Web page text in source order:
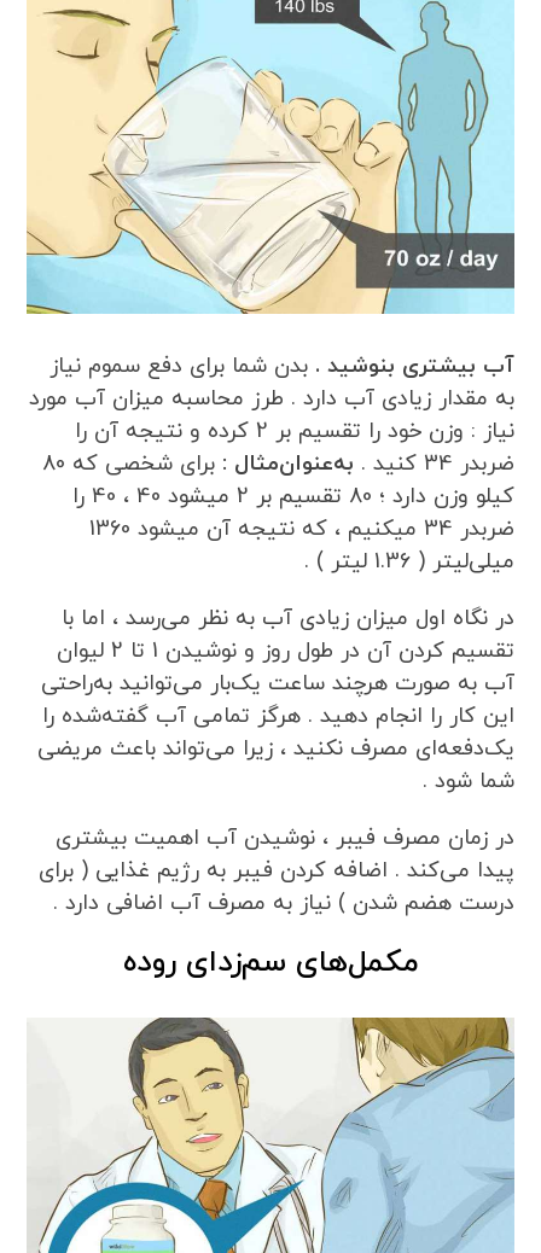
آب بیشتری بنوشید . بدن شما برای دفع سموم نیاز
به مقدار زیادی آب دارد . طرز محاسبه میزان آب مورد
نیاز : وزن خود را تقسیم بر 2 کرده و نتیجه آن را
ضربدر 34 کنید .
به‌عنوان‌مثال :
برای شخصی که 80
کیلو وزن دارد ؛ 80 تقسیم‌ بر 2 میشود 40 ، 40 را
ضربدر 34 میکنیم ، که نتیجه آن میشود 1360
میلی‌لیتر ( 1.36 لیتر ) .
در نگاه اول میزان زیادی آب به نظر می‌رسد ، اما با
تقسیم کردن آن در طول روز و نوشیدن 1 تا 2 لیوان
آب به صورت هرچند ساعت یک‌بار می‌توانید به‌راحتی
این کار را انجام دهید . هرگز تمامی آب گفته‌شده را
یک‌دفعه‌ای مصرف نکنید ، زیرا می‌تواند باعث مریضی
شما شود .
در زمان مصرف فیبر ، نوشیدن آب اهمیت بیشتری
پیدا می‌کند . اضافه کردن فیبر به رژیم غذایی ( برای
درست هضم شدن ) نیاز به مصرف آب اضافی دارد .
مکمل‌های سم‌زدای روده